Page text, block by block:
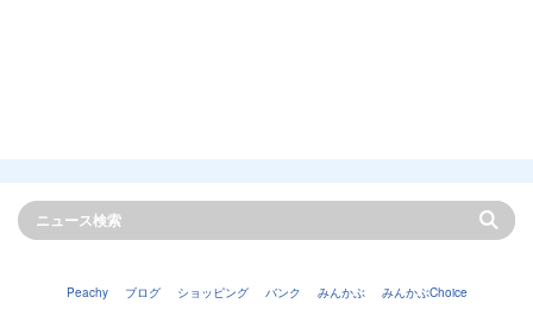
Peachy ブログ ショッピング バンク みんかぶ
みんかぶChoice